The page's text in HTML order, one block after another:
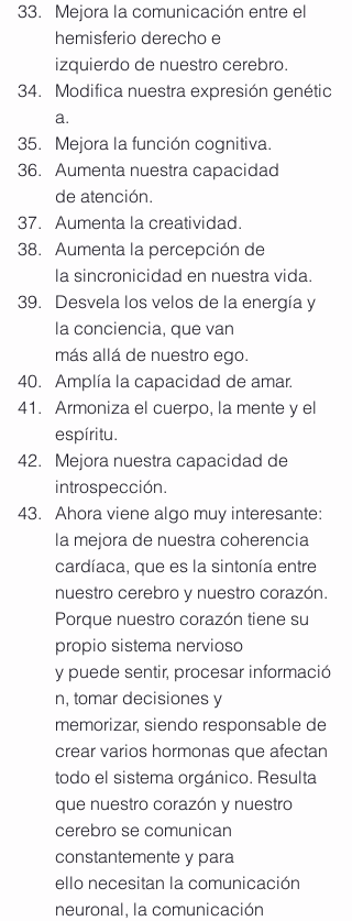
Mejora la comunicación entre el
hemisferio derecho e
izquierdo de nuestro cerebro.
Modifica nuestra expresión genétic
a.
Mejora la función cognitiva.
Aumenta nuestra capacidad
de atención.
Aumenta la creatividad.
Aumenta la percepción de
la sincronicidad en nuestra vida.
Desvela los velos de la energía y
la conciencia, que van
más allá de nuestro ego.
Amplía la capacidad de amar.
Armoniza el cuerpo, la mente y el
espíritu.
Mejora nuestra capacidad de
introspección.
Ahora viene algo muy interesante:
la mejora de nuestra coherencia
cardíaca, que es la sintonía entre
nuestro cerebro y nuestro corazón.
Porque nuestro corazón tiene su
propio sistema nervioso
y puede sentir, procesar informació
n, tomar decisiones y
memorizar, siendo responsable de
crear varios hormonas que afectan
todo el sistema orgánico. Resulta
que nuestro corazón y nuestro
cerebro se comunican
constantemente y para
ello necesitan la comunicación
neuronal, la comunicación